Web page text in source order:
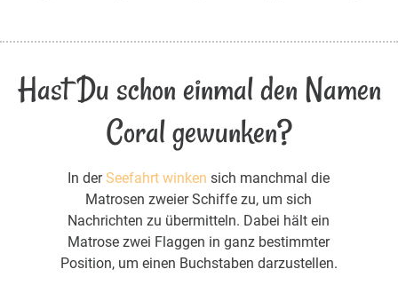
Hast Du schon einmal den Namen
Coral gewunken?
In derSeefahrt winken sich manchmal die
Matrosen zweier Schiffe zu, um sich
Nachrichten zu übermitteln. Dabei hält ein
Matrose zwei Flaggen in ganz bestimmter
Position, um einen Buchstaben darzustellen.